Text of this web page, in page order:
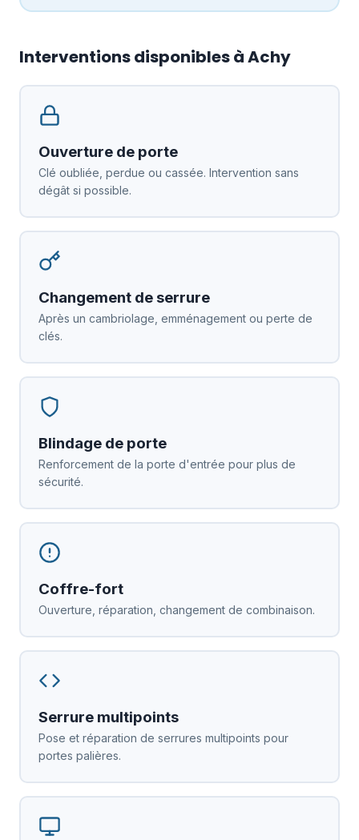
Interventions disponibles à Achy
Ouverture de porte
Clé oubliée, perdue ou cassée. Intervention sans
dégât si possible.
Changement de serrure
Après un cambriolage, emménagement ou perte de
clés.
Blindage de porte
Renforcement de la porte d'entrée pour plus de
sécurité.
Coffre-fort
Ouverture, réparation, changement de combinaison.
Serrure multipoints
Pose et réparation de serrures multipoints pour
portes palières.